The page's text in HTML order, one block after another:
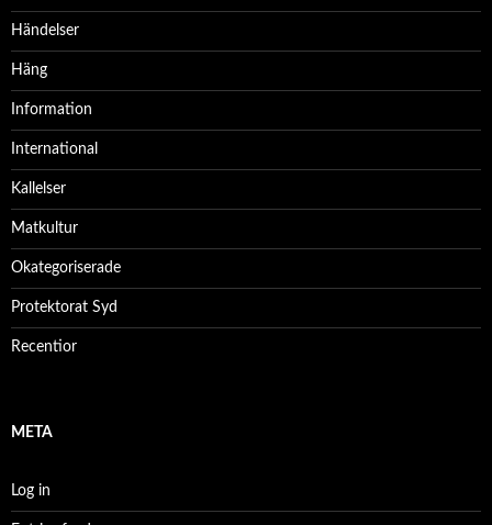
Händelser
Häng
Information
International
Kallelser
Matkultur
Okategoriserade
Protektorat Syd
Recentior
META
Log in